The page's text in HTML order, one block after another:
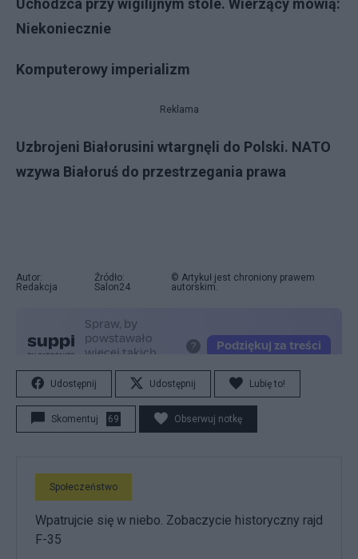
Uchodźca przy wigilijnym stole. Wierzący mówią:
Niekoniecznie
Komputerowy imperializm
Reklama
Uzbrojeni Białorusini wtargnęli do Polski. NATO
wzywa Białoruś do przestrzegania prawa
Autor:
Redakcja
Źródło:
Salon24
© Artykuł jest chroniony prawem
autorskim.
Udostępnij Udostępnij Lubię to!
Skomentuj 69 Obserwuj notkę
Społeczeństwo
Wpatrujcie się w niebo. Zobaczycie historyczny rajd
F-35